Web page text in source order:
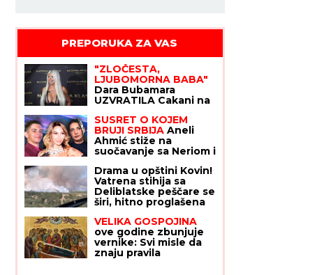
PREPORUKA ZA VAS
"ZLOČESTA,
LJUBOMORNA BABA"
Dara Bubamara
UZVRATILA Cakani na
progovorila o dečku i
šokirala komentarom o
Seki Aleksić (VIDEO)
SUSRET O KOJEM
BRUJI SRBIJA Aneli
Ahmić stiže na
suočavanje sa Neriom i
nadaju da se u sve
umeša i Sita Ahmić
Drama u opštini Kovin!
Vatrena stihija sa
Deliblatske peščare se
širi, hitno proglašena
VELIKA GOSPOJINA
ove godine zbunjuje
vernike: Svi misle da
znaju pravila